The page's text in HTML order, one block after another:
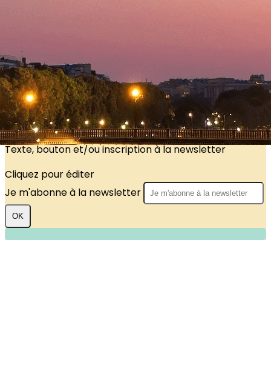
?>
Images de la page d'accueil
Cliquez pour éditer
Texte, bouton et/ou inscription à la newsletter
Cliquez pour éditer
Je m'abonne à la newsletter
OK